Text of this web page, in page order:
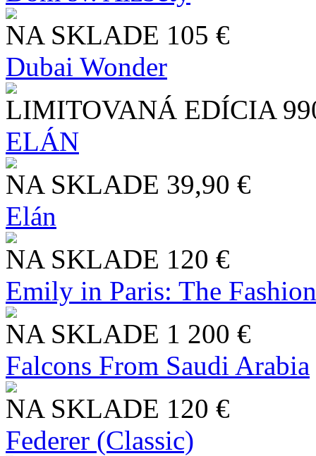
NA SKLADE 105 €
Dubai Wonder
LIMITOVANÁ EDÍCIA
ELÁN
NA SKLADE 39,90 €
Elán
NA SKLADE 120 €
Emily in Paris: The
NA SKLADE 1 200 €
Falcons From Saudi Arabia
NA SKLADE 120 €
Federer (Classic)